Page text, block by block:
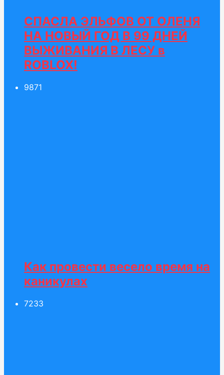
СПАСЛА ЭЛЬФОВ ОТ ОЛЕНЯ
НА НОВЫЙ ГОД В 99 ДНЕЙ
ВЫЖИВАНИЯ В ЛЕСУ в
ROBLOX!
9871
Как провести весело время на
каникулах
7233